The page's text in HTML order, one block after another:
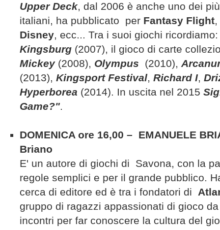
Upper Deck, dal 2006 è anche uno dei
italiani, ha pubblicato per Fantasy Flight,
Disney, ecc... Tra i suoi giochi
Kingsburg (2007), il gioco di carte
Mickey(2008), Olympus (2010),
(2013), Kingsport Festival, Richard I,
Hyperborea (2014). In uscita nel 2015
Game?".
DOMENICA ore 16,00 – EMANUELE
Briano
E' un autore di giochi di Savona, con la
regole semplici e per il grande pubblico.
cerca di editore ed è tra i fondatori di
gruppo di ragazzi appassionati di gioco
incontri per far conoscere la cultura del